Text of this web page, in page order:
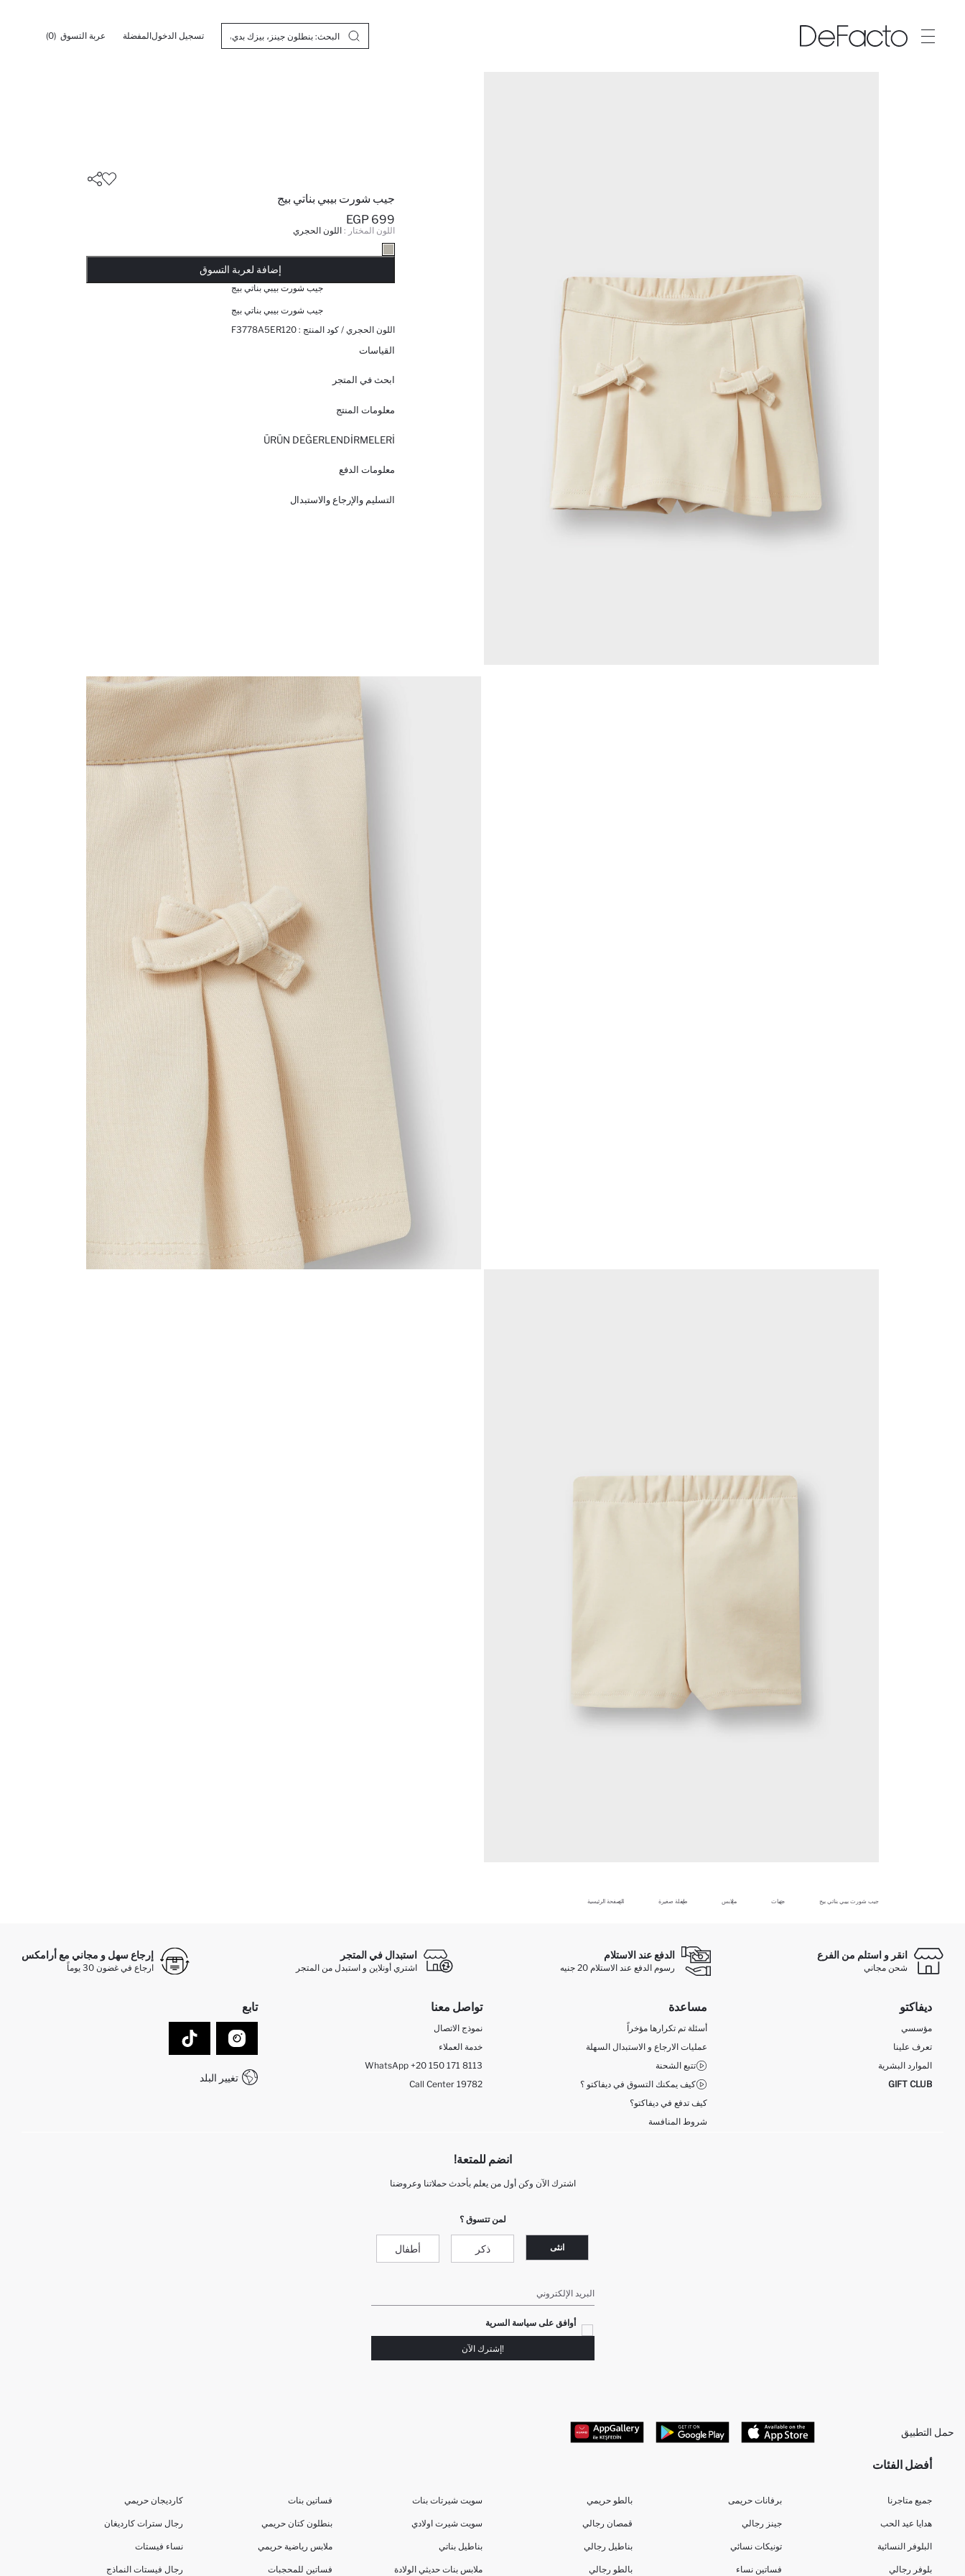
تسجيل الدخولالمفضلة عربة التسوق (0)
جيب شورت بيبي بناتي بيج
699 EGP
اللون المختار : اللون الحجري
إضافة لعربة التسوق
جيب شورت بيبي بناتي بيج
جيب شورت بيبي بناتي بيج
اللون الحجري / كود المنتج : F3778A5ER120
القياسات
ابحث في المتجر
معلومات المنتج
ÜRÜN DEĞERLENDİRMELERİ
معلومات الدفع
التسليم والإرجاع والاستبدال
الصفحة الرئيسية طفلة صغيرة ملابس جيبات جيب شورت بيبي بناتي بيج
انقر و استلم من الفرع
شحن مجاني
الدفع عند الاستلام
رسوم الدفع عند الاستلام 20 جنيه
استبدال في المتجر
اشتري أونلاين و استبدل من المتجر
إرجاع سهل و مجاني مع أرامكس
ارجاع في غضون 30 يوماً
ديفاكتو
مؤسسي
تعرف علينا
الموارد البشرية
GIFT CLUB
مساعدة
أسئلة تم تكرارها مؤخراً
عمليات الارجاع و الاستبدال السهلة
تتبع الشحنة
كيف يمكنك التسوق في ديفاكتو ؟
كيف تدفع في ديفاكتو؟
شروط المنافسة
تواصل معنا
نموذج الاتصال
خدمة العملاء
WhatsApp +20 150 171 8113
Call Center 19782
تابع
تغيير البلد
انضم للمتعة!
اشترك الآن وكن أول من يعلم بأحدث حملاتنا وعروضنا
لمن تتسوق ؟
انثى ذكر أطفال
البريد الإلكتروني
أوافق على سياسة السرية
!إشترك الآن
حمل التطبيق
أفضل الفئات
جميع متاجرنا
هدايا عيد الحب
البلوفر النسائية
بلوفر رجالي
برفانات حريمى
جينز رجالي
تونيكات نسائي
فساتين نساء
بالطو حريمي
قمصان رجالي
بناطيل رجالي
بالطو رجالي
سويت شيرتات بنات
سويت شيرت اولادي
بناطيل بناتي
ملابس بنات حديثي الولادة
فساتين بنات
بنطلون كتان حريمي
ملابس رياضية حريمي
فساتين للمحجبات
كارديجان حريمي
رجال سترات كارديغان
نساء فيستات
رجال فيستات النماذج